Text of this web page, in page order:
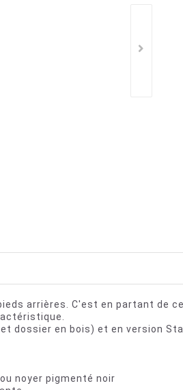
arrières. C'est en partant de
dossier en bois) et en version
noyer pigmenté noir